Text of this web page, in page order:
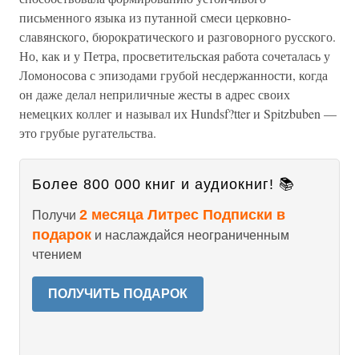
письменного языка из путанной смеси церковно-
славянского, бюрократического и разговорного русского.
Но, как и у Петра, просветительская работа сочеталась у
Ломоносова с эпизодами грубой несдержанности, когда
он даже делал неприличные жесты в адрес своих
немецких коллег и называл их Hundsf?tter и Spitzbuben —
это грубые ругательства.
Более 800 000 книг и аудиокниг! 📚
Получи 2 месяца Литрес Подписки в
подарок и наслаждайся неограниченным
чтением
ПОЛУЧИТЬ ПОДАРОК